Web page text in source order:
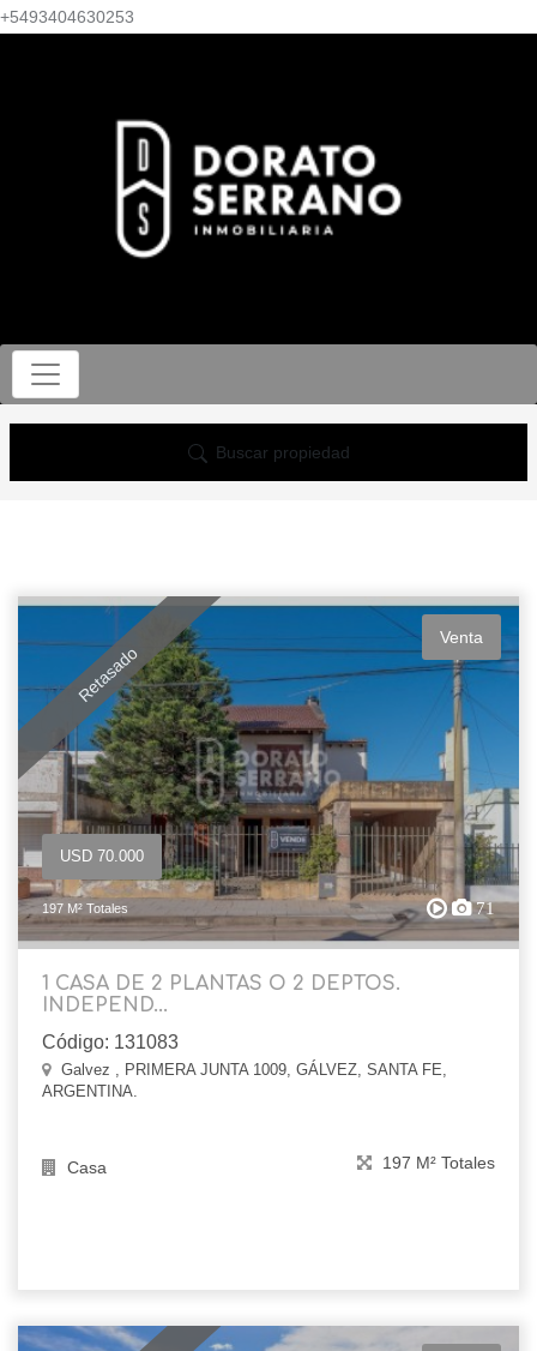
+5493404630253
Buscar propiedad
Retasado
Venta
USD 70.000
197 M² Totales 71
1 CASA DE 2 PLANTAS O 2 DEPTOS.
INDEPEND...
Código: 131083
Galvez , PRIMERA JUNTA 1009, GÁLVEZ, SANTA FE,
ARGENTINA.
Casa 197 M² Totales